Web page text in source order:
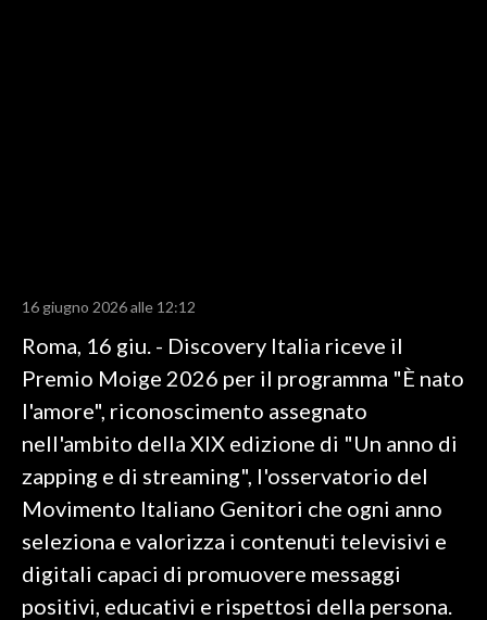
RISULTATI E CLASSIFICHE
CALCIO
CALCIO REGIONALE
BASKET
VOLLEY
MOTORI
TENNIS
ALTRI SPORT
16 giugno 2026 alle 12:12
Roma, 16 giu. - Discovery Italia riceve il
Premio Moige 2026 per il programma "È nato
l'amore", riconoscimento assegnato
nell'ambito della XIX edizione di "Un anno di
zapping e di streaming", l'osservatorio del
Movimento Italiano Genitori che ogni anno
seleziona e valorizza i contenuti televisivi e
digitali capaci di promuovere messaggi
positivi, educativi e rispettosi della persona.